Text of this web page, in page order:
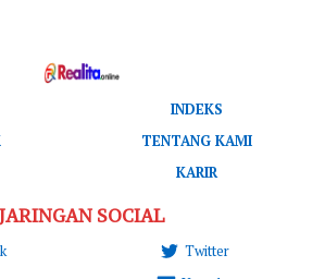
INDEKS
TENTANG KAMI
KARIR
JARINGAN SOCIAL
Twitter